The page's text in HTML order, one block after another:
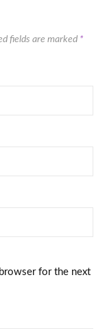
fields are marked *
for the next